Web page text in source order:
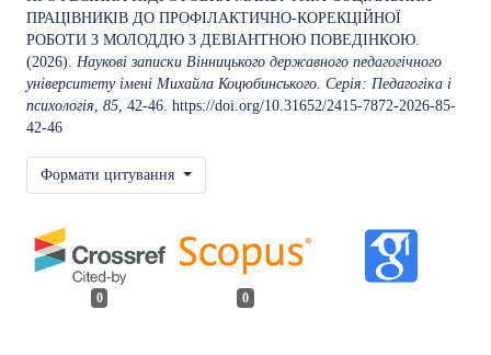
ПРАЦІВНИКІВ ДО ПРОФІЛАКТИЧНО-КОРЕКЦІЙНОЇ
РОБОТИ З МОЛОДДЮ З ДЕВІАНТНОЮ ПОВЕДІНКОЮ.
(2026). Наукові записки Вінницького державного педагогічного
університету імені Михайла Коцюбинського. Серія: Педагогіка і
психологія, 85, 42-46. https://doi.org/10.31652/2415-7872-2026-85-
42-46
Формати цитування
0 0